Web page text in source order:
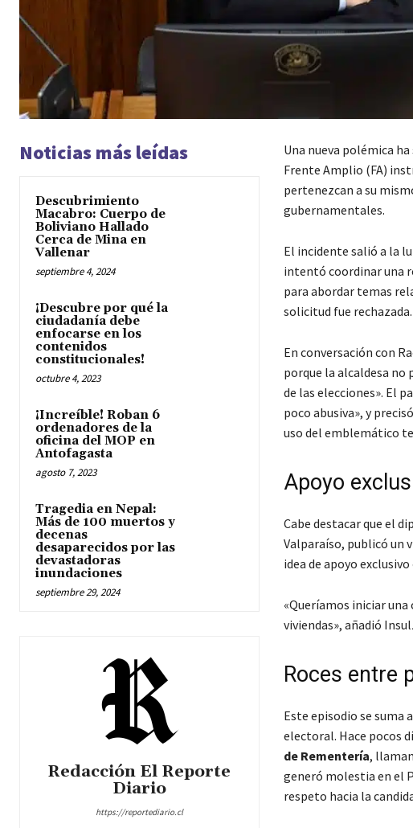
Noticias más leídas
Descubrimiento
Macabro: Cuerpo de
Boliviano Hallado
Cerca de Mina en
Vallenar
septiembre 4, 2024
¡Descubre por qué la
ciudadanía debe
enfocarse en los
contenidos
constitucionales!
octubre 4, 2023
¡Increíble! Roban 6
ordenadores de la
oficina del MOP en
Antofagasta
agosto 7, 2023
Tragedia en Nepal:
Más de 100 muertos y
decenas
desaparecidos por las
devastadoras
inundaciones
septiembre 29, 2024
Redacción El Reporte
Diario
https://reportediario.cl
Una nueva polémica
Frente Amplio (FA)
pertenezcan a su
gubernamentales.
El incidente salió a la
intentó coordinar una
para abordar temas
solicitud fue rechazada.
En conversación con
porque la alcaldesa no
de las elecciones». El
poco abusiva», y
uso del emblemático
Apoyo
Cabe destacar que el
Valparaíso, publicó un
idea de apoyo
«Queríamos iniciar una
viviendas», añadió
Roces entre
Este episodio se suma
electoral. Hace pocos
de Rementería,
generó molestia en el
respeto hacia la